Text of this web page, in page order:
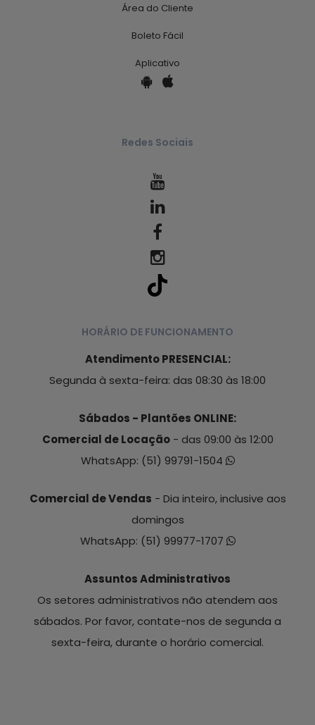
Área do Cliente
Boleto Fácil
Aplicativo
Redes Sociais
HORÁRIO DE FUNCIONAMENTO
Atendimento PRESENCIAL:
Segunda à sexta-feira: das 08:30 às 18:00
Sábados - Plantões ONLINE:
Comercial de Locação- das 09:00 às 12:00
WhatsApp: (51) 99791-1504
Comercial de Vendas - Dia inteiro, inclusive aos
domingos
WhatsApp: (51) 99977-1707
Assuntos Administrativos
Os setores administrativos não atendem aos
sábados. Por favor, contate-nos de segunda a
sexta-feira, durante o horário comercial.